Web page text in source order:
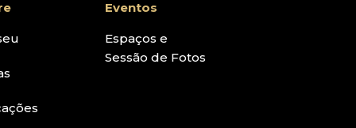
Eventos
Espaços e
Sessão de Fotos